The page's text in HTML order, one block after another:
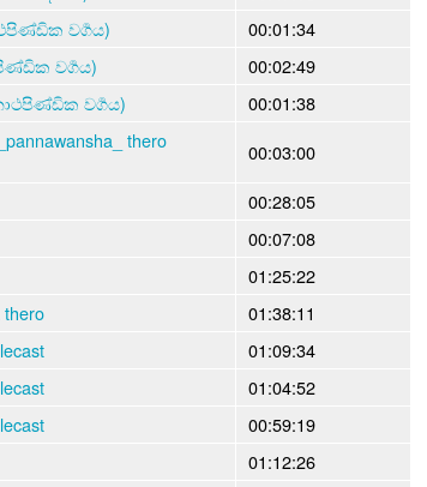
වර්‍ගය)
00:01:34
වර්‍ගය)
00:02:49
වර්‍ගය)
00:01:38
thero
00:03:00
00:28:05
00:07:08
01:25:22
01:38:11
01:09:34
01:04:52
00:59:19
01:12:26